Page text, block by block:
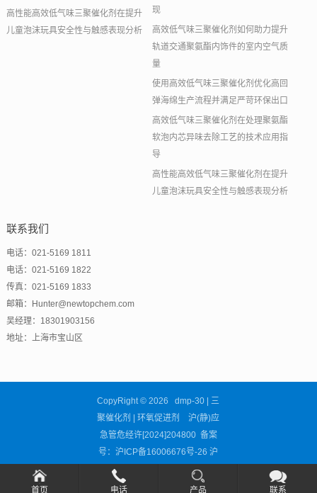
高性能高效低气味三聚催化剂在提升
儿童泡沫玩具安全性与触感表现分析
现
高效低气味三聚催化剂如何助力提升
轨道交通聚氨酯内饰件的室内空气质
量
使用高效低气味三聚催化剂优化高回
弹海绵生产流程并满足严苛环保出口
高效低气味三聚催化剂在处理聚氨酯
软泡内芯异味去除工艺的技术应用指
导
高性能高效低气味三聚催化剂在提升
儿童泡沫玩具安全性与触感表现分析
联系我们
电话：021-5169 1811
电话：021-5169 1822
传真：021-5169 1833
邮箱：Hunter@newtopchem.com
吴经理：18301903156
地址：上海市宝山区
CopyRight © 2026 dmp-30 | 三
聚催化剂 | 环氧促进剂 沪(静)应
急管危经许[2024]204800 备案
号：沪ICP备16006676号-26 沪
公网安备31011302002681号
首页 电话 产品 联系